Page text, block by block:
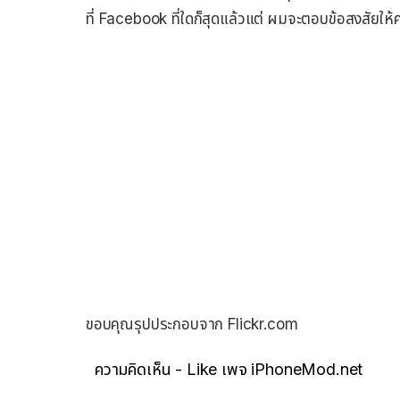
ที่ Facebook ที่ใดก็สุดแล้วแต่ ผมจะตอบข้อสงสัยให้
ขอบคุณรุปประกอบจาก Flickr.com
ความคิดเห็น - Like เพจ iPhoneMod.net